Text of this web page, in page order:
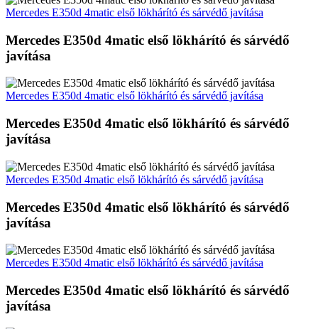
Mercedes E350d 4matic első lökhárító és sárvédő javítása
Mercedes E350d 4matic első lökhárító és sárvédő
javítása
Mercedes E350d 4matic első lökhárító és sárvédő javítása
Mercedes E350d 4matic első lökhárító és sárvédő
javítása
Mercedes E350d 4matic első lökhárító és sárvédő javítása
Mercedes E350d 4matic első lökhárító és sárvédő
javítása
Mercedes E350d 4matic első lökhárító és sárvédő javítása
Mercedes E350d 4matic első lökhárító és sárvédő
javítása